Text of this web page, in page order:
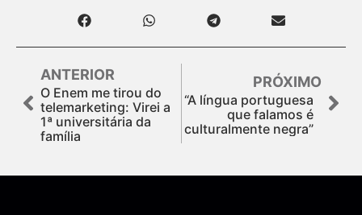
ANTERIOR
O Enem me tirou do
telemarketing: Virei a
1ª universitária da
família
PRÓXIMO
“A língua portuguesa
que falamos é
culturalmente negra”